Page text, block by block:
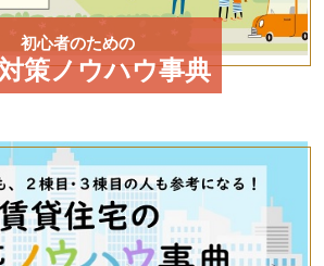
初心者のための
策ノウハウ事典